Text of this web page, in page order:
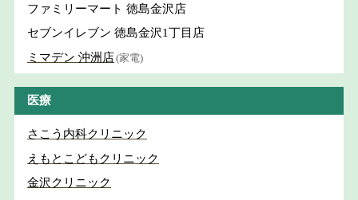
ファミリーマート 徳島金沢店
セブンイレブン 徳島金沢1丁目店
ミマデン 沖洲店(家電)
医療
さこう内科クリニック
えもとこどもクリニック
金沢クリニック